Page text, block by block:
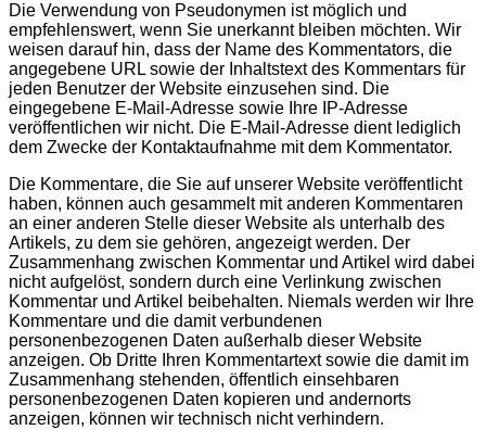
Die Verwendung von Pseudonymen ist möglich und
empfehlenswert, wenn Sie unerkannt bleiben möchten. Wir
weisen darauf hin, dass der Name des Kommentators, die
angegebene URL sowie der Inhaltstext des Kommentars für
jeden Benutzer der Website einzusehen sind. Die
eingegebene E-Mail-Adresse sowie Ihre IP-Adresse
veröffentlichen wir nicht. Die E-Mail-Adresse dient lediglich
dem Zwecke der Kontaktaufnahme mit dem Kommentator.
Die Kommentare, die Sie auf unserer Website veröffentlicht
haben, können auch gesammelt mit anderen Kommentaren
an einer anderen Stelle dieser Website als unterhalb des
Artikels, zu dem sie gehören, angezeigt werden. Der
Zusammenhang zwischen Kommentar und Artikel wird dabei
nicht aufgelöst, sondern durch eine Verlinkung zwischen
Kommentar und Artikel beibehalten. Niemals werden wir Ihre
Kommentare und die damit verbundenen
personenbezogenen Daten außerhalb dieser Website
anzeigen. Ob Dritte Ihren Kommentartext sowie die damit im
Zusammenhang stehenden, öffentlich einsehbaren
personenbezogenen Daten kopieren und andernorts
anzeigen, können wir technisch nicht verhindern.